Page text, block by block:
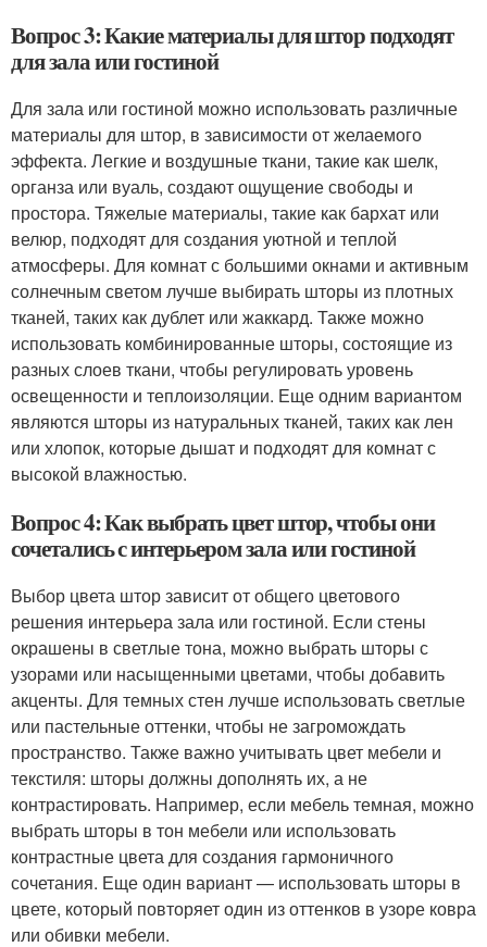
Вопрос 3: Какие материалы для штор подходят
для зала или гостиной
Для зала или гостиной можно использовать различные
материалы для штор, в зависимости от желаемого
эффекта. Легкие и воздушные ткани, такие как шелк,
органза или вуаль, создают ощущение свободы и
простора. Тяжелые материалы, такие как бархат или
велюр, подходят для создания уютной и теплой
атмосферы. Для комнат с большими окнами и активным
солнечным светом лучше выбирать шторы из плотных
тканей, таких как дублет или жаккард. Также можно
использовать комбинированные шторы, состоящие из
разных слоев ткани, чтобы регулировать уровень
освещенности и теплоизоляции. Еще одним вариантом
являются шторы из натуральных тканей, таких как лен
или хлопок, которые дышат и подходят для комнат с
высокой влажностью.
Вопрос 4: Как выбрать цвет штор, чтобы они
сочетались с интерьером зала или гостиной
Выбор цвета штор зависит от общего цветового
решения интерьера зала или гостиной. Если стены
окрашены в светлые тона, можно выбрать шторы с
узорами или насыщенными цветами, чтобы добавить
акценты. Для темных стен лучше использовать светлые
или пастельные оттенки, чтобы не загромождать
пространство. Также важно учитывать цвет мебели и
текстиля: шторы должны дополнять их, а не
контрастировать. Например, если мебель темная, можно
выбрать шторы в тон мебели или использовать
контрастные цвета для создания гармоничного
сочетания. Еще один вариант — использовать шторы в
цвете, который повторяет один из оттенков в узоре ковра
или обивки мебели.